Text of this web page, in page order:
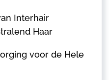
Interhair
Haar
voor de Hele